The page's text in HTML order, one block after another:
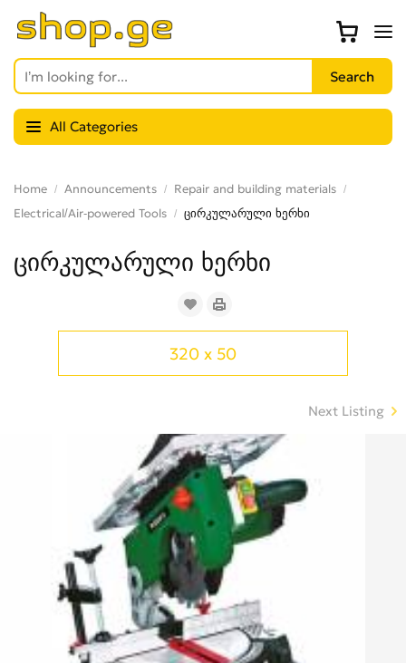
All Categories
Home Announcements
Repair and building materials
Electrical/Air-powered Tools
ცირკულარული ხერხი
ცირკულარული ხერხი
320 x 50
Next Listing